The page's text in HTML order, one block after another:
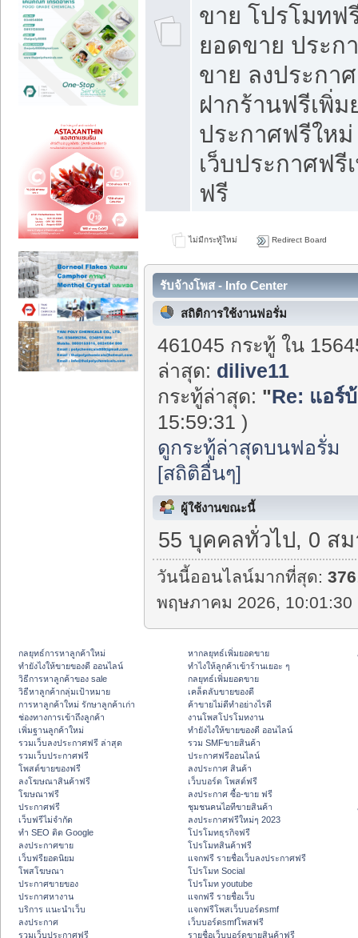
ขาย โปรโมทฟ
ยอดขาย ประก
ขาย ลงประกา
ฝากร้านฟรีเพิ่ม
ประกาศฟรีให
เว็บประกาศฟรี
ฟรี
ไม่มีกระทู้ใหม่ Redirect Board
รับจ้างโพส - Info Center
สถิติการใช้งานฟอรั่ม
461045 กระทู้ ใน
ล่าสุด: dilive11
กระทู้ล่าสุด: "Re: แอร์
15:59:31 )
ดูกระทู้ล่าสุดบนฟอรั่ม
[สถิติอื่นๆ]
ผู้ใช้งานขณะนี้
55 บุคคลทั่วไป, 0 ส
วันนี้ออนไลน์มากที่สุด:376
พฤษภาคม 2026, 10:01:30
กลยุทธ์การหาลูกค้าใหม่
ทํายังไงให้ขายของดี ออนไลน์
วิธีการหาลูกค้าของ sale
วิธีหาลูกค้ากลุ่มเป้าหมาย
การหาลูกค้าใหม่ รักษาลูกค้าเก่า
ช่องทางการเข้าถึงลูกค้า
เพิ่มฐานลูกค้าใหม่
รวมเว็บลงประกาศฟรี ล่าสุด
รวมเว็บประกาศฟรี
โพสต์ขายของฟรี
ลงโฆษณาสินค้าฟรี
โฆษณาฟรี
ประกาศฟรี
เว็บฟรีไม่จำกัด
ทำ SEO ติด Google
ลงประกาศขาย
เว็บฟรียอดนิยม
โพสโฆษณา
ประกาศขายของ
ประกาศหางาน
บริการ แนะนำเว็บ
ลงประกาศ
รวมเว็บประกาศฟรี
หากลยุทธ์เพิ่มยอดขาย
ทําไงให้ลูกค้าเข้าร้านเยอะ ๆ
กลยุทธ์เพิ่มยอดขาย
เคล็ดลับขายของดี
ค้าขายไม่ดีทำอย่างไรดี
งานโพสโปรโมทงาน
ทํายังไงให้ขายของดี ออนไลน์
รวม SMFขายสินค้า
ประกาศฟรีออนไลน์
ลงประกาศ สินค้า
เว็บบอร์ด โพสต์ฟรี
ลงประกาศ ซื้อ-ขาย ฟรี
ชุมชนคนไอทีขายสินค้า
ลงประกาศฟรีใหม่ๆ 2023
โปรโมทธุรกิจฟรี
โปรโมทสินค้าฟรี
แจกฟรี รายชื่อเว็บลงประกาศฟรี
โปรโมท Social
โปรโมท youtube
แจกฟรี รายชื่อเว็บ
แจกฟรีโพสเว็บบอร์ดsmf
เว็บบอร์ดsmfโพสฟรี
รายชื่อเว็บบอร์ดขายสินค้าฟรี